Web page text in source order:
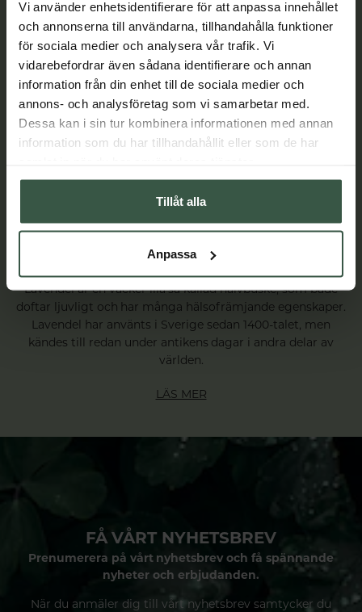
Vi använder enhetsidentifierare för att anpassa innehållet
och annonserna till användarna, tillhandahålla funktioner
för sociala medier och analysera vår trafik. Vi
vidarebefordrar även sådana identifierare och annan
information från din enhet till de sociala medier och
annons- och analysföretag som vi samarbetar med.
Dessa kan i sin tur kombinera informationen med annan
information som du har tillhandahållit eller som de har
Tillåt alla
Anpassa
Lavendelolja – bra för både kropp och själ
Lavendel är en vacker lila så kallad halvbuske, som både
doftar ljuvligt och har många hälsofrämjande egenskaper.
Lavendel har använts i Sverige sedan 1400-talet, men
kändes till redan under antikens dagar i andra delar av
världen.
LÄS MER
FÅ VÅRT NYHETSBREV
Prenumerera på vårt nyhetsbrev och få spännande
nyheter och erbjudanden.
När du anmäler dig till vårt nyhetsbrev samtycker du